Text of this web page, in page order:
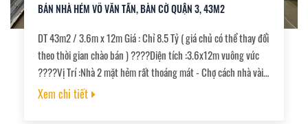
BÁN NHÀ HẺM VÕ VĂN TẦN, BÀN CỜ QUẬN 3, 43M2
DT 43m2 / 3.6m x 12m Giá : Chỉ 8.5 Tỷ ( giá chủ có thể thay đổi
theo thời gian chào bán ) ????Diện tích :3.6x12m vuông vức
????Vị Trí :Nhà 2 mặt hẻm rất thoáng mát - Chợ cách nhà vài
bước chân ????Thích hợp : vừa ở vừa cho thuê - nhà ????Kết
Xem chi tiết